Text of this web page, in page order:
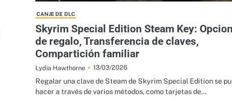
CANJE DE DLC
Skyrim Special Edition Steam Key:
de regalo, Transferencia de claves,
Compartición familiar
Lydia Hawthorne 13/03/2026
Regalar una clave de Steam de Skyrim Special Edition se
hacer a través de varios métodos, como tarjetas de…